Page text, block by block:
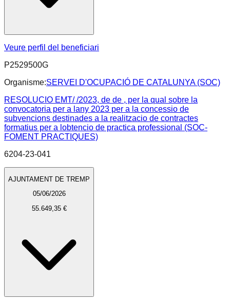
Veure perfil del beneficiari
P2529500G
Organisme:SERVEI D'OCUPACIÓ DE CATALUNYA (SOC)
RESOLUCIO EMT/ /2023, de de , per la qual sobre la
convocatoria per a lany 2023 per a la concessio de
subvencions destinades a la realitzacio de contractes
formatius per a lobtencio de practica professional (SOC-
FOMENT PRACTIQUES)
6204-23-041
AJUNTAMENT DE TREMP
05/06/2026
55.649,35 €